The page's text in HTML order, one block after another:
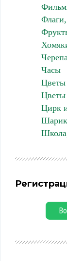
Часы
Цветы
Цветы
Цирк